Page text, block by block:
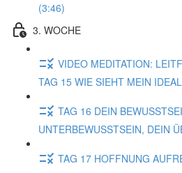
(3:46)
3. WOCHE
VIDEO MEDITATION:
TAG 15 WIE SIEHT MEIN
TAG 16 DEIN
UNTERBEWUSSTSEIN, DEIN
TAG 17 HOFFNUNG